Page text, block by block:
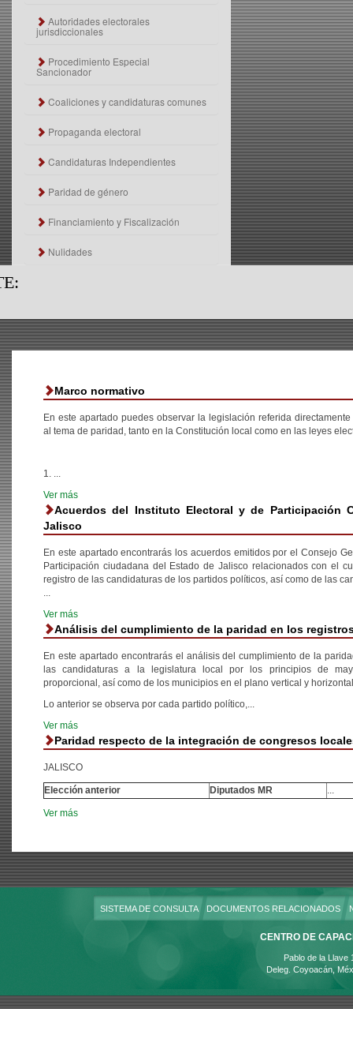
Autoridades electorales
jurisdiccionales
Procedimiento Especial
Sancionador
Coaliciones y candidaturas comunes
Propaganda electoral
Candidaturas Independientes
Paridad de género
Financiamiento y Fiscalización
Nulidades
Marco normativo
En este apartado puedes observar la legislación referida
al tema de paridad, tanto en la Constitución local como en las leyes
1. ...
Ver más
Acuerdos del Instituto Electoral y de Participación
Jalisco
En este apartado encontrarás los acuerdos emitidos por el Consejo
Participación ciudadana del Estado de Jalisco relacionados con el
registro de las candidaturas de los partidos políticos, así como de las
...
Ver más
Análisis del cumplimiento de la paridad en los
En este apartado encontrarás el análisis del cumplimiento de la
las candidaturas a la legislatura local por los principios de
proporcional, así como de los municipios en el plano vertical y
Lo anterior se observa por cada partido político,...
Ver más
Paridad respecto de la integración de congresos
JALISCO
Elección anterior Diputados MR ...
Ver más
SISTEMA DE CONSULTA DOCUMENTOS RELACIONADOS
CENTRO DE
Pablo de la Llave
Deleg. Coyoacán,